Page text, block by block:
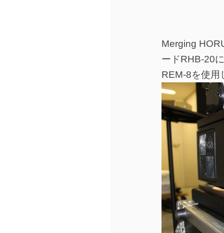
Merging
ードRHB-20
REM-8を使用